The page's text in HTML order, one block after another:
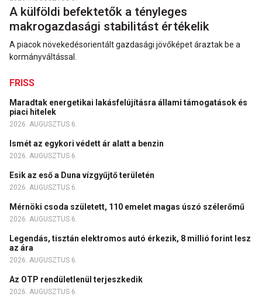
A külföldi befektetők a tényleges
makrogazdasági stabilitást értékelik
A piacok növekedésorientált gazdasági jövőképet áraztak be a
kormányváltással.
FRISS
Maradtak energetikai lakásfelújításra állami támogatások és
piaci hitelek
2026. AUGUSZTUS 6.
Ismét az egykori védett ár alatt a benzin
2026. AUGUSZTUS 6.
Esik az eső a Duna vízgyűjtő területén
2026. AUGUSZTUS 6.
Mérnöki csoda született, 110 emelet magas úszó szélerőmű
2026. AUGUSZTUS 6.
Legendás, tisztán elektromos autó érkezik, 8 millió forint lesz
az ára
2026. AUGUSZTUS 6.
Az OTP rendületlenül terjeszkedik
2026. AUGUSZTUS 6.